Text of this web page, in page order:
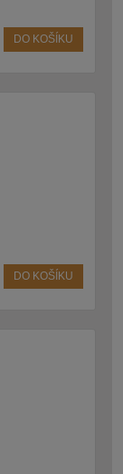
DO KOŠÍKU
DO KOŠÍKU